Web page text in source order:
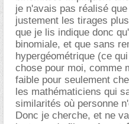
je n'avais pas réalisé
justement les tirages
que je lis indique donc
binomiale, et que sans
hypergéométrique (ce
chose pour moi, comme
faible pour seulement
les mathématiciens qui
similarités où personne
Donc je cherche, et ne